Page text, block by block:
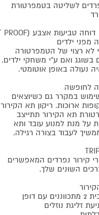
מפני ילדים
לא רצוי של הטמפרטורה
ואם ע"י משחקי ילדים.
נעולה באופן אוטומטי.
לחופשה
במקרר גם כשיוצאים
ארוכות. ריקון תא הקירור
תא הקירור תתייצב
לעבוד בצורה רגילה.
קירור נפרדים המאפשרים
השונים שלך.
זליגת נוזלים